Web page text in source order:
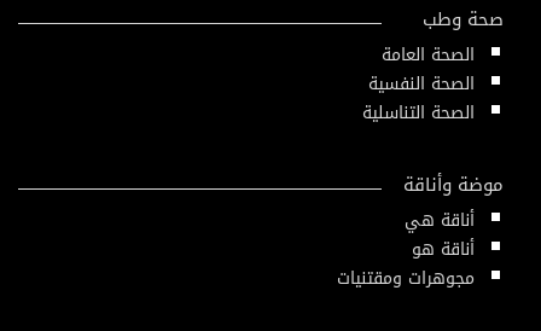
صحة وطب
الصحة العامة
الصحة النفسية
الصحة التناسلية
موضة وأناقة
أناقة هي
أناقة هو
مجوهرات ومقتنيات